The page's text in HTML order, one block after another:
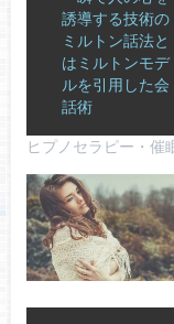
誘導する技術の
ミルトン話法と
はミルトンモデ
ルを引用した会
話術
ヒプノセラピー・催